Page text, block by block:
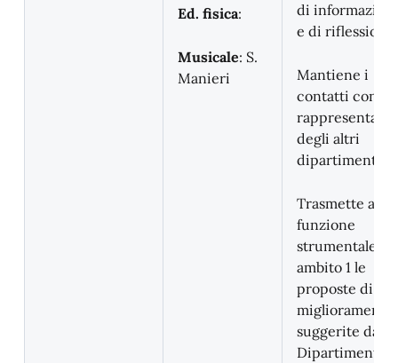
Ed. fisica:
Musicale: S.
Manieri
di informazioni
e di riflessioni.
Mantiene i
contatti con
rappresentanti
degli altri
dipartimenti.
Trasmette alla
funzione
strumentale di
ambito 1 le
proposte di
miglioramento
suggerite dal
Dipartimento.